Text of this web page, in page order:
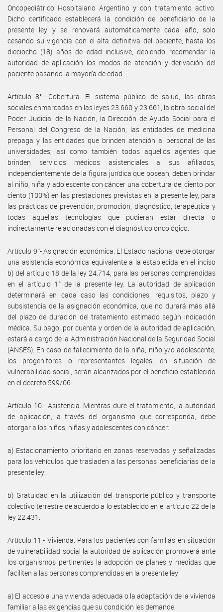
Oncopediátrico Hospitalario Argentino y con tratamiento activo.
Dicho certificado establecerá la condición de beneficiario de la
presente ley y se renovará automáticamente cada año, solo
cesando su vigencia con el alta definitiva del paciente, hasta los
dieciocho (18) años de edad inclusive, debiendo recomendar la
autoridad de aplicación los modos de atención y derivación del
paciente pasando la mayoría de edad.
Artículo 8°- Cobertura. El sistema público de salud, las obras
sociales enmarcadas en las leyes 23.660 y 23.661, la obra social del
Poder Judicial de la Nación, la Dirección de Ayuda Social para el
Personal del Congreso de la Nación, las entidades de medicina
prepaga y las entidades que brinden atención al personal de las
universidades, así como también todos aquellos agentes que
brinden servicios médicos asistenciales a sus afiliados,
independientemente de la figura jurídica que posean, deben brindar
al niño, niña y adolescente con cáncer una cobertura del ciento por
ciento (100%) en las prestaciones previstas en la presente ley, para
las prácticas de prevención, promoción, diagnóstico, terapéutica y
todas aquellas tecnologías que pudieran estar directa o
indirectamente relacionadas con el diagnóstico oncológico.
Artículo 9°- Asignación económica. El Estado nacional debe otorgar
una asistencia económica equivalente a la establecida en el inciso
b) del artículo 18 de la ley 24.714, para las personas comprendidas
en el artículo 1° de la presente ley. La autoridad de aplicación
determinará en cada caso las condiciones, requisitos, plazo y
subsistencia de la asignación económica, que no durará más allá
del plazo de duración del tratamiento estimado según indicación
médica. Su pago, por cuenta y orden de la autoridad de aplicación,
estará a cargo de la Administración Nacional de la Seguridad Social
(ANSES). En caso de fallecimiento de la niña, niño y/o adolescente,
los progenitores o representantes legales, en situación de
vulnerabilidad social, serán alcanzados por el beneficio establecido
en el decreto 599/06.
Artículo 10.- Asistencia. Mientras dure el tratamiento, la autoridad
de aplicación, a través del organismo que corresponda, debe
otorgar a los niños, niñas y adolescentes con cáncer:
a) Estacionamiento prioritario en zonas reservadas y señalizadas
para los vehículos que trasladen a las personas beneficiarias de la
presente ley;
b) Gratuidad en la utilización del transporte público y transporte
colectivo terrestre de acuerdo a lo establecido en el artículo 22 de la
ley 22.431.
Artículo 11.- Vivienda. Para los pacientes con familias en situación
de vulnerabilidad social la autoridad de aplicación promoverá ante
los organismos pertinentes la adopción de planes y medidas que
faciliten a las personas comprendidas en la presente ley:
a) El acceso a una vivienda adecuada o la adaptación de la vivienda
familiar a las exigencias que su condición les demande;